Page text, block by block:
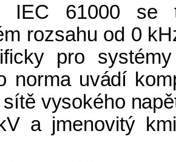
IEC 61000 se
rozsahu od 0
pro
norma uvádí
vysokého
a jmenovitý